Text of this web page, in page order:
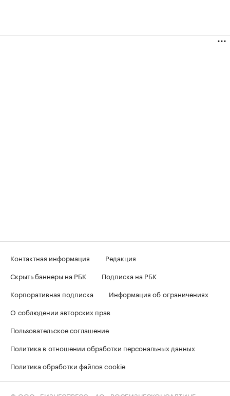
Контактная информация
Редакция
Скрыть баннеры на РБК
Подписка на РБК
Корпоративная подписка
Информация об ограничениях
О соблюдении авторских прав
Пользовательское соглашение
Политика в отношении обработки персональных данных
Политика обработки файлов cookie